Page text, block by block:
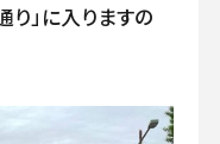
」に入りますの